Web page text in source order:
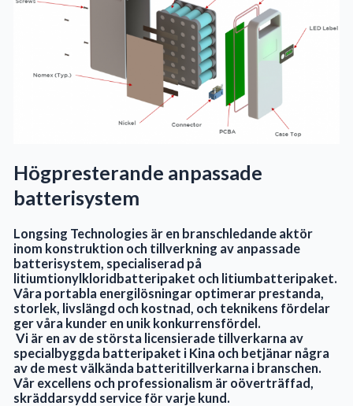
Högpresterande anpassade
batterisystem
Longsing Technologies är en branschledande aktör
inom konstruktion och tillverkning av anpassade
batterisystem, specialiserad på
litiumtionylkloridbatteripaket och litiumbatteripaket.
Våra portabla energilösningar optimerar prestanda,
storlek, livslängd och kostnad, och teknikens fördelar
ger våra kunder en unik konkurrensfördel.
Vi är en av de största licensierade tillverkarna av
specialbyggda batteripaket i Kina och betjänar några
av de mest välkända batteritillverkarna i branschen.
Vår excellens och professionalism är oöverträffad,
skräddarsydd service för varje kund.